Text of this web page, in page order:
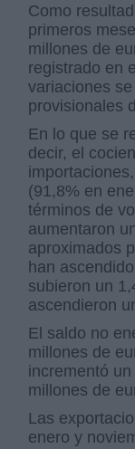
Como
primeros
millones de
registrado en
variaciones
provisionales
En lo que se
decir, el
(91,8% en
términos de
aumentaron
aproximados
han
subieron un
ascendieron
El saldo no
millones de
incrementó
millones de
Las
enero y